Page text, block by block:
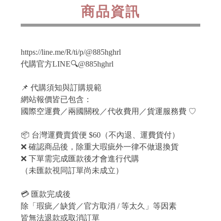
商品資訊
https://line.me/R/ti/p/@885hghrl
代購官方LINE🔍@885hghrl
📌 代購須知與訂購規範
網站報價皆已包含：
國際空運費／兩國關稅／代收費用／貨運服務費 ♡
📦 台灣運費賣貨便 $60（不內退、運費貨付）
❌ 確認商品後，除重大瑕疵外一律不做退換貨
❌ 下單需完成匯款後才會進行代購
（未匯款視同訂單尚未成立）
💳 匯款完成後
除「瑕疵／缺貨／官方取消 / 等太久」等因素
皆無法退款或取消訂單